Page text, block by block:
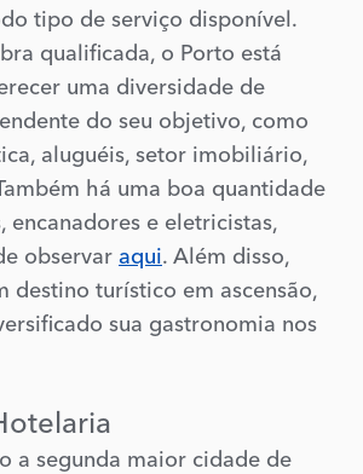
tipo de serviço disponível.
qualificada, o Porto está
uma diversidade de
do seu objetivo, como
aluguéis, setor imobiliário,
há uma boa quantidade
encanadores e eletricistas,
observar aqui. Além disso,
destino turístico em ascensão,
sua gastronomia nos
a segunda maior cidade de